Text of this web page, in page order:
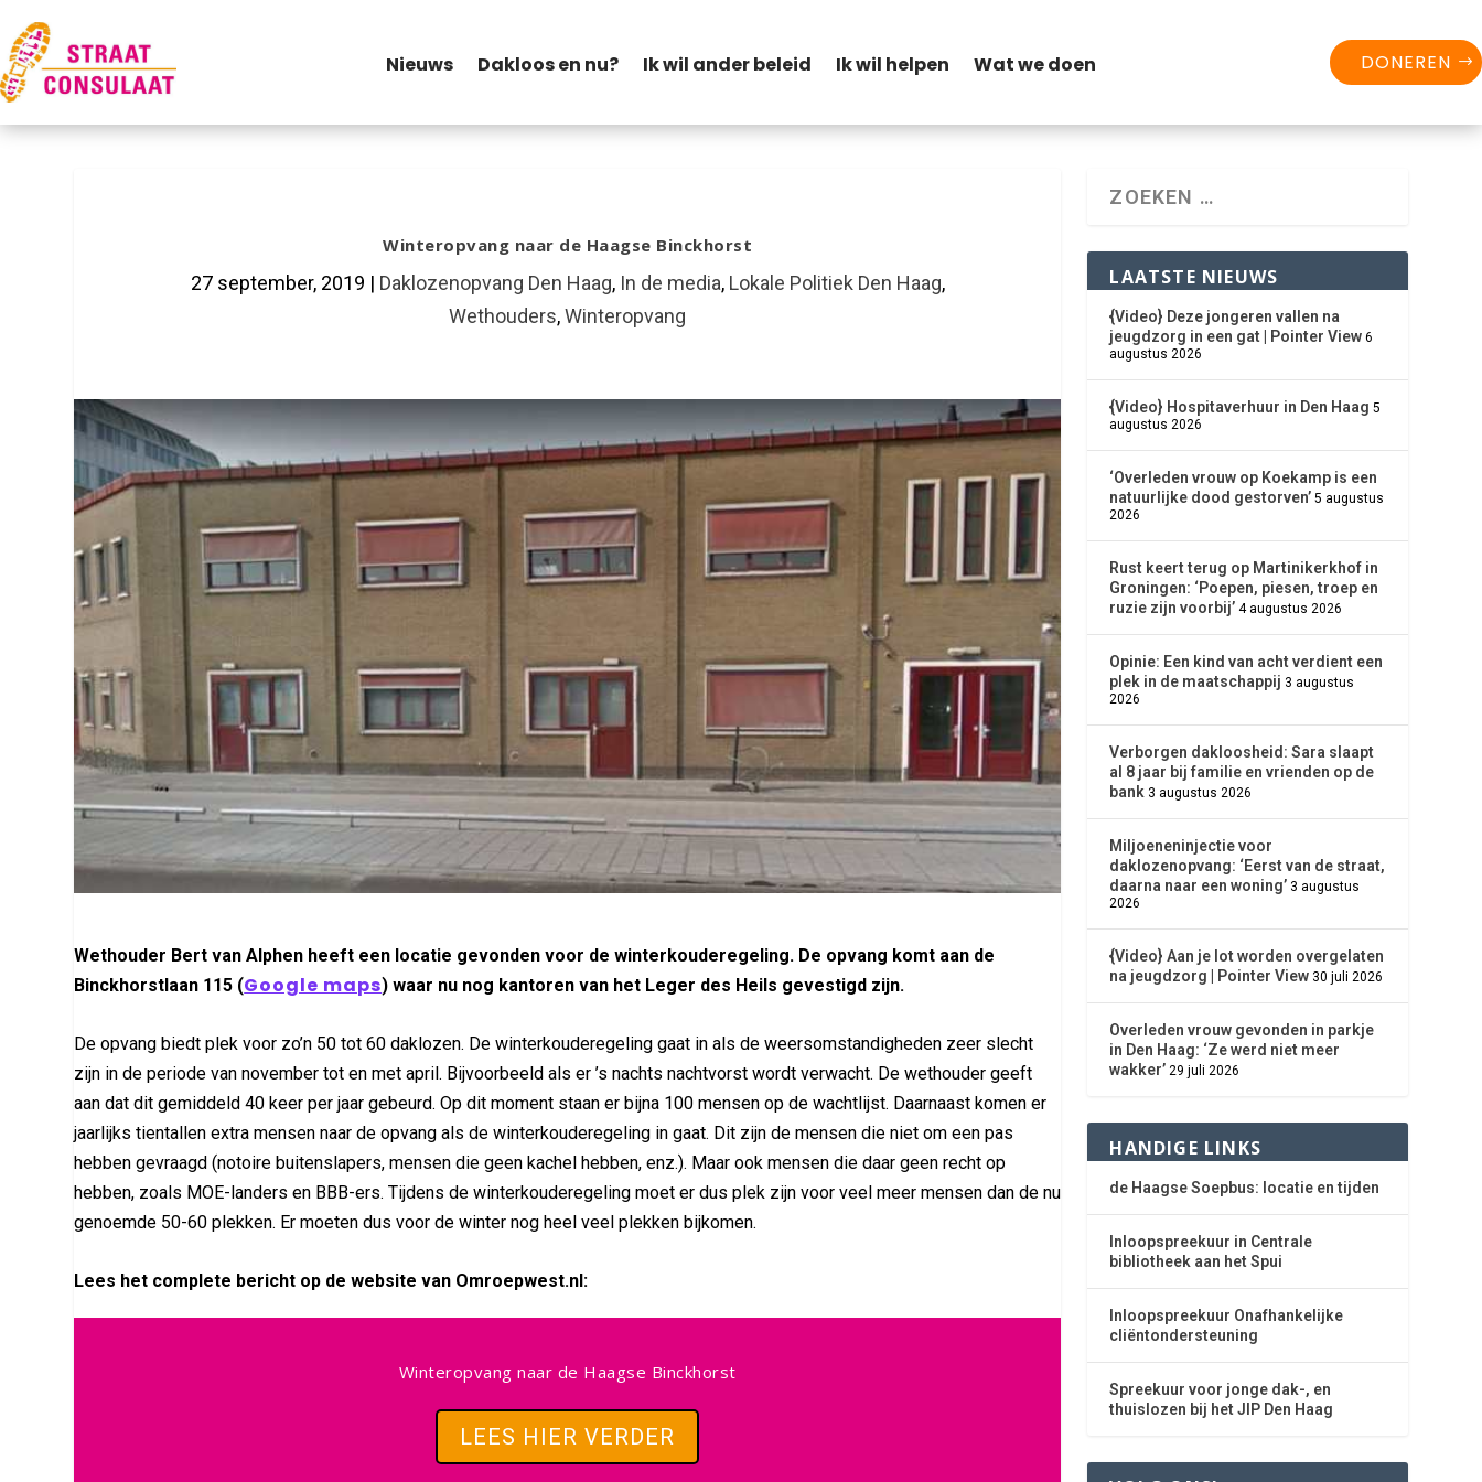
Nieuws Dakloos en nu? Ik wil ander beleid Ik wil helpen Wat we doen DONEREN
Winteropvang naar de Haagse Binckhorst
27 september, 2019 | Daklozenopvang Den Haag, In de media, Lokale Politiek Den Haag,
Wethouders,Winteropvang
Wethouder Bert van Alphen heeft een locatie gevonden voor de winterkouderegeling. De opvang komt aan de
Binckhorstlaan 115 (Google maps) waar nu nog kantoren van het Leger des Heils gevestigd zijn.
De opvang biedt plek voor zo’n 50 tot 60 daklozen. De winterkouderegeling gaat in als de weersomstandigheden zeer slecht
zijn in de periode van november tot en met april. Bijvoorbeeld als er ’s nachts nachtvorst wordt verwacht. De wethouder geeft
aan dat dit gemiddeld 40 keer per jaar gebeurd. Op dit moment staan er bijna 100 mensen op de wachtlijst. Daarnaast komen er
jaarlijks tientallen extra mensen naar de opvang als de winterkouderegeling in gaat. Dit zijn de mensen die niet om een pas
hebben gevraagd (notoire buitenslapers, mensen die geen kachel hebben, enz.). Maar ook mensen die daar geen recht op
hebben, zoals MOE-landers en BBB-ers. Tijdens de winterkouderegeling moet er dus plek zijn voor veel meer mensen dan de nu
genoemde 50-60 plekken. Er moeten dus voor de winter nog heel veel plekken bijkomen.
Lees het complete bericht op de website van Omroepwest.nl:
Winteropvang naar de Haagse Binckhorst
LEES HIER VERDER
LAATSTE NIEUWS
{Video} Deze jongeren vallen na
jeugdzorg in een gat | Pointer View 6
augustus 2026
{Video} Hospitaverhuur in Den Haag 5
augustus 2026
‘Overleden vrouw op Koekamp is een
natuurlijke dood gestorven’ 5 augustus
2026
Rust keert terug op Martinikerkhof in
Groningen: ‘Poepen, piesen, troep en
ruzie zijn voorbij’ 4 augustus 2026
Opinie: Een kind van acht verdient een
plek in de maatschappij 3 augustus
2026
Verborgen dakloosheid: Sara slaapt
al 8 jaar bij familie en vrienden op de
bank 3 augustus 2026
Miljoeneninjectie voor
daklozenopvang: ‘Eerst van de straat,
daarna naar een woning’ 3 augustus
2026
{Video} Aan je lot worden overgelaten
na jeugdzorg | Pointer View 30 juli 2026
Overleden vrouw gevonden in parkje
in Den Haag: ‘Ze werd niet meer
wakker’ 29 juli 2026
HANDIGE LINKS
de Haagse Soepbus: locatie en tijden
Inloopspreekuur in Centrale
bibliotheek aan het Spui
Inloopspreekuur Onafhankelijke
cliëntondersteuning
Spreekuur voor jonge dak-, en
thuislozen bij het JIP Den Haag